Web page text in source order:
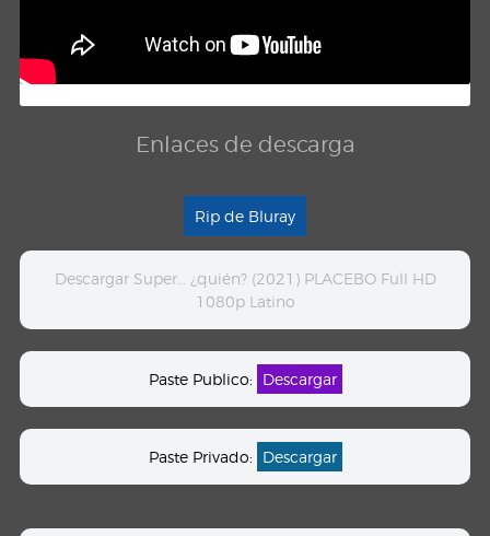
Enlaces de descarga
Rip de Bluray
Descargar Super… ¿quién? (2021) PLACEBO Full HD
1080p Latino
Paste Publico: Descargar
Paste Privado: Descargar